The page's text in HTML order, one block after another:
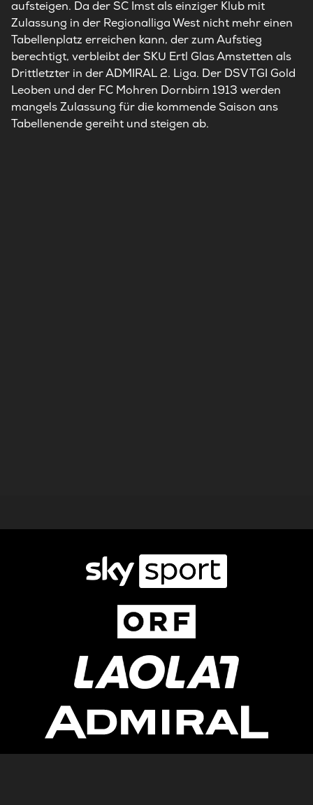
aufsteigen. Da der SC Imst als einziger Klub mit
Zulassung in der Regionalliga West nicht mehr einen
Tabellenplatz erreichen kann, der zum Aufstieg
berechtigt, verbleibt der SKU Ertl Glas Amstetten als
Drittletzter in der ADMIRAL 2. Liga. Der DSV TGI Gold
Leoben und der FC Mohren Dornbirn 1913 werden
mangels Zulassung für die kommende Saison ans
Tabellenende gereiht und steigen ab.